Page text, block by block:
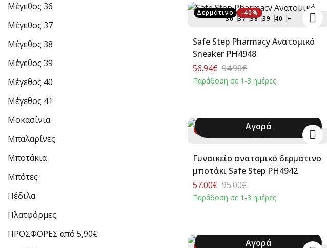
Μέγεθος 36
Μέγεθος 37
Μέγεθος 38
Μέγεθος 39
Μέγεθος 40
Μέγεθος 41
Μοκασίνια
Μπαλαρίνες
Μποτάκια
Μπότες
Πέδιλα
Πλατφόρμες
ΠΡΟΣΦΟΡΕΣ από 5,90€
Δερμάτινο -40%
36 37 38 39 40 +
Safe Step Pharmacy Ανατομικό
Sneaker PH4948
56.94€ 94.90€
Παράδοση σε 1-3 ημέρες
Αγορά
Γυναικείο ανατομικό δερμάτινο
μποτάκι Safe Step PH4942
57.00€ 95.00€
Παράδοση σε 1-3 ημέρες
Αγορά